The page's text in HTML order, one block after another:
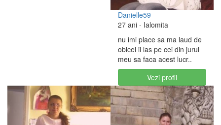
Danielle59
27 ani - Ialomita
nu imi place sa ma laud de
obicei ii las pe cei din jurul
meu sa faca acest lucr..
Vezi profil